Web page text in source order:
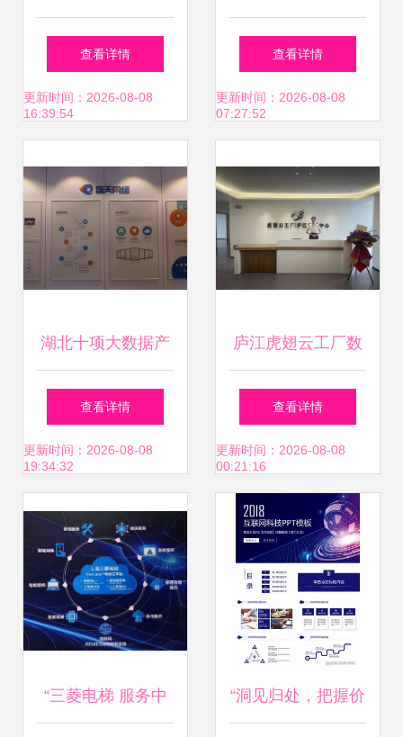
199it引领互联网数
据资讯服务新纪元
查看详情
更新时间：2026-08-08
16:39:54
“互联网+”成发展新
方向——互联网数
查看详情
更新时间：2026-08-08
07:27:52
湖北十项大数据产
业园加速推进 武
汉、宜昌、鄂州、
力互联网数据服务
查看详情
更新时间：2026-08-08
19:34:32
庐江虎翅云工厂数
字中心 引领互联网
数据服务新篇章
查看详情
更新时间：2026-08-08
00:21:16
“三菱电梯 服务中 “洞见归处，把握价